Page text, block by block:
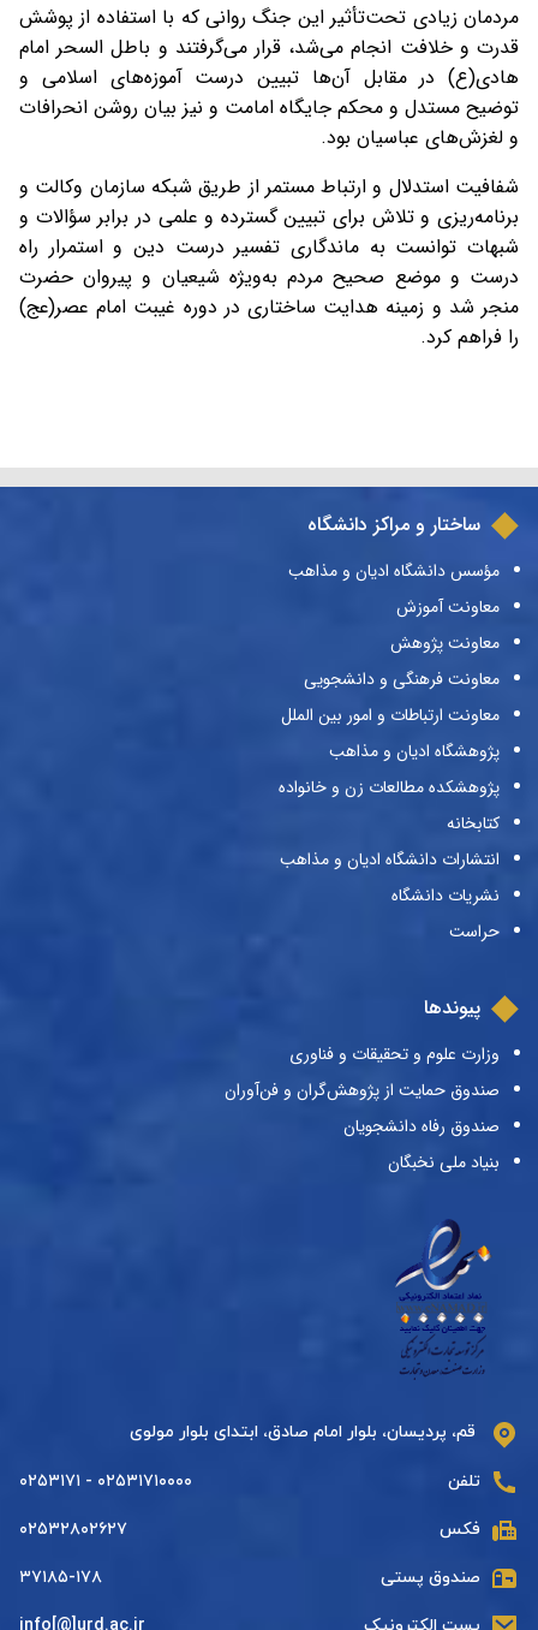
مردمان زیادی تحت‌تأثیر این جنگ روانی که با استفاده از پوشش
قدرت و خلافت انجام می‌شد، قرار می‌گرفتند و باطل السحر امام
هادی(ع) در مقابل آن‌ها تبیین درست آموزه‌های اسلامی و
توضیح مستدل و محکم جایگاه امامت و نیز بیان روشن انحرافات
و لغزش‌های عباسیان بود.
شفافیت استدلال و ارتباط مستمر از طریق شبکه سازمان وکالت و
برنامه‌ریزی و تلاش برای تبیین گسترده و علمی در برابر سؤالات و
شبهات توانست به ماندگاری تفسیر درست دین و استمرار راه
درست و موضع صحیح مردم به‌ویژه شیعیان و پیروان حضرت
منجر شد و زمینه هدایت ساختاری در دوره غیبت امام عصر(عج)
را فراهم کرد.
ساختار و مراکز دانشگاه
مؤسس دانشگاه ادیان و مذاهب
معاونت آموزش
معاونت پژوهش
معاونت فرهنگی و دانشجویی
معاونت ارتباطات و امور بین الملل
پژوهشگاه ادیان و مذاهب
پژوهشکده مطالعات زن و خانواده
کتابخانه
انتشارات دانشگاه ادیان و مذاهب
نشریات دانشگاه
حراست
پیوندها
وزارت علوم و تحقیقات و فناوری
صندوق حمایت از پژوهش‌گران و فن‌آوران
صندوق رفاه دانشجویان
بنیاد ملی نخبگان
قم، پردیسان، بلوار امام صادق، ابتدای بلوار مولوی
تلفن ۰۲۵۳۱۷۱۰۰۰۰ - ۰۲۵۳۱۷۱
فکس ۰۲۵۳۲۸۰۲۶۲۷
صندوق پستی ۳۷۱۸۵-۱۷۸
پست الکترونیک info[@]urd.ac.ir